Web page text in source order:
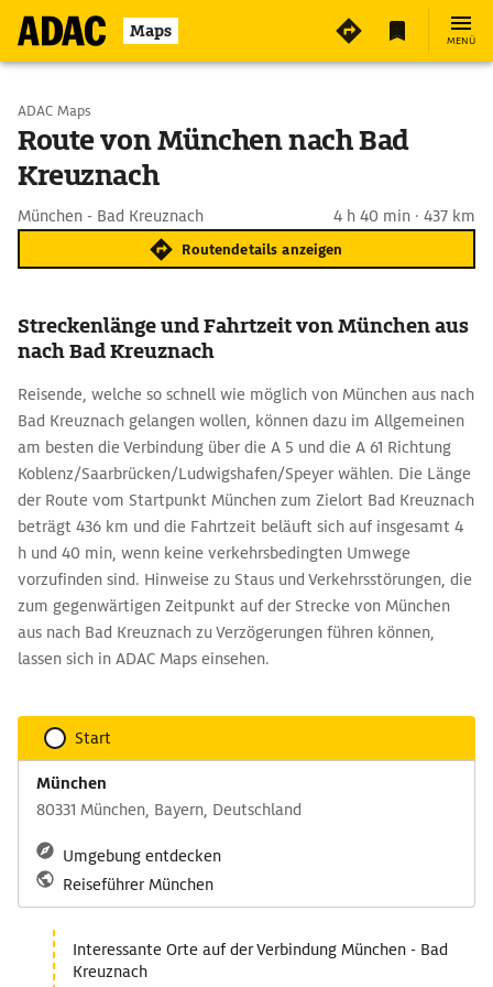
Maps MENÜ
Start wählen
Ziel eingeben
ADAC Maps
Route von München nach Bad
Kreuznach
München - Bad Kreuznach 4 h 40 min · 437 km
Routendetails anzeigen
Streckenlänge und Fahrtzeit von München aus
nach Bad Kreuznach
Reisende, welche so schnell wie möglich von München aus nach
Bad Kreuznach gelangen wollen, können dazu im Allgemeinen
am besten die Verbindung über die A 5 und die A 61 Richtung
Koblenz/Saarbrücken/Ludwigshafen/Speyer wählen. Die Länge
der Route vom Startpunkt München zum Zielort Bad Kreuznach
beträgt 436 km und die Fahrtzeit beläuft sich auf insgesamt 4
h und 40 min, wenn keine verkehrsbedingten Umwege
vorzufinden sind. Hinweise zu Staus und Verkehrsstörungen, die
zum gegenwärtigen Zeitpunkt auf der Strecke von München
aus nach Bad Kreuznach zu Verzögerungen führen können,
lassen sich in ADAC Maps einsehen.
Start
München
80331 München, Bayern, Deutschland
Umgebung entdecken
Reiseführer München
Interessante Orte auf der Verbindung München - Bad
Kreuznach